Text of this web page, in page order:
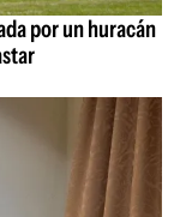
por un huracán